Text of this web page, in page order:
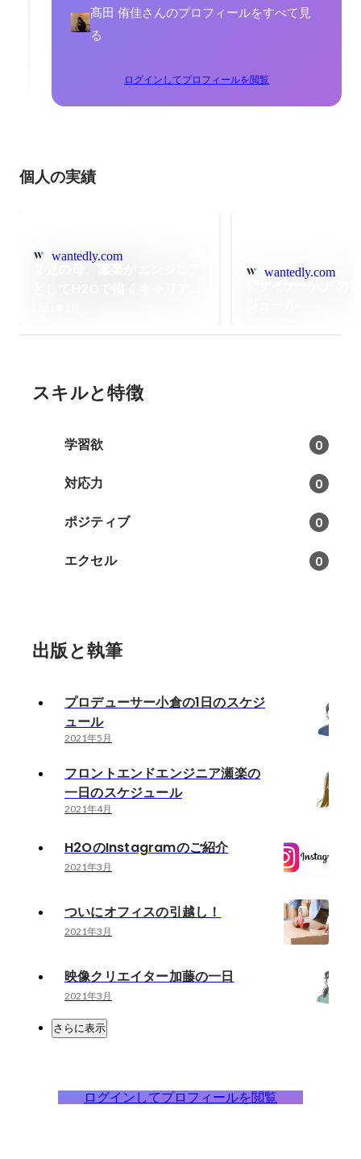
髙田 侑佳さんのプロフィールをすべて見
る
ログインしてプロフィールを閲覧
個人の実績
wantedly.com
wantedly.com
スキルと特徴
学習欲 0
対応力 0
ポジティブ 0
エクセル 0
出版と執筆
プロデューサー小倉の1日のスケジ
ュール
2021年5月
フロントエンドエンジニア瀬楽の
一日のスケジュール
2021年4月
H2OのInstagramのご紹介
2021年3月
ついにオフィスの引越し！
2021年3月
映像クリエイター加藤の一日
2021年3月
さらに表示
ログインしてプロフィールを閲覧